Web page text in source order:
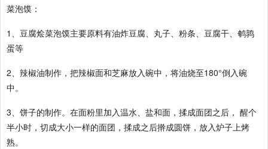
菜泡馍：
1、豆腐烩菜泡馍主要原料有油炸豆腐、丸子、粉条、豆腐干、鹌鹑
蛋等
2、辣椒油制作，把辣椒面和芝麻放入碗中，将油烧至180°倒入碗
中。
3、饼子的制作。在面粉里加入温水、盐和面，揉成面团之后， 醒个
半小时，切成大小一样的面团，揉成之后擀成圆饼，放入炉子上烤
熟。